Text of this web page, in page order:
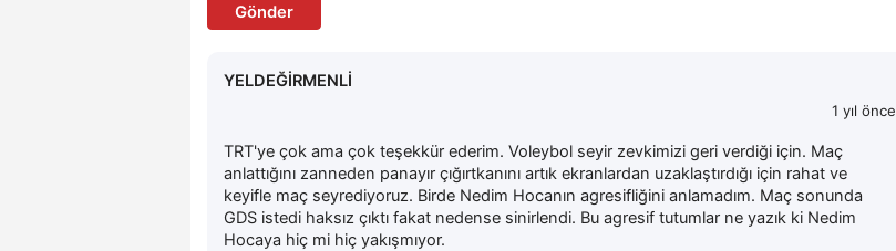
Gönder
YELDEĞİRMENLİ
1 yıl önce
TRT'ye çok ama çok teşekkür ederim. Voleybol seyir zevkimizi geri verdiği için. Maç
anlattığını zanneden panayır çığırtkanını artık ekranlardan uzaklaştırdığı için rahat ve
keyifle maç seyrediyoruz. Birde Nedim Hocanın agresifliğini anlamadım. Maç sonunda
GDS istedi haksız çıktı fakat nedense sinirlendi. Bu agresif tutumlar ne yazık ki Nedim
Hocaya hiç mi hiç yakışmıyor.